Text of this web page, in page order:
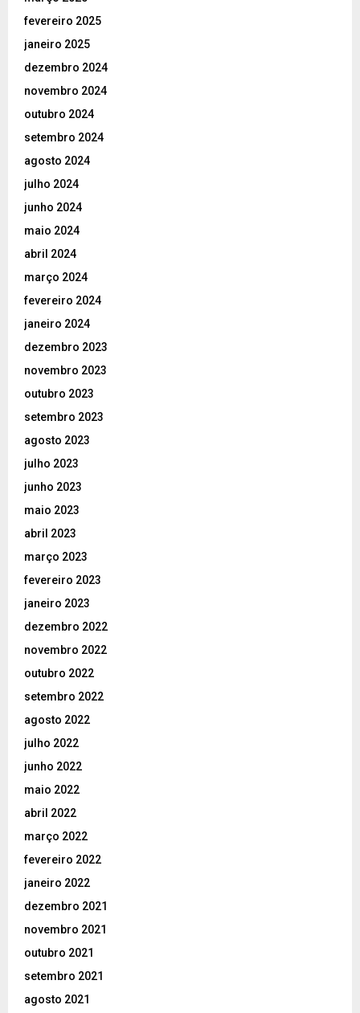
fevereiro 2025
janeiro 2025
dezembro 2024
novembro 2024
outubro 2024
setembro 2024
agosto 2024
julho 2024
junho 2024
maio 2024
abril 2024
março 2024
fevereiro 2024
janeiro 2024
dezembro 2023
novembro 2023
outubro 2023
setembro 2023
agosto 2023
julho 2023
junho 2023
maio 2023
abril 2023
março 2023
fevereiro 2023
janeiro 2023
dezembro 2022
novembro 2022
outubro 2022
setembro 2022
agosto 2022
julho 2022
junho 2022
maio 2022
abril 2022
março 2022
fevereiro 2022
janeiro 2022
dezembro 2021
novembro 2021
outubro 2021
setembro 2021
agosto 2021